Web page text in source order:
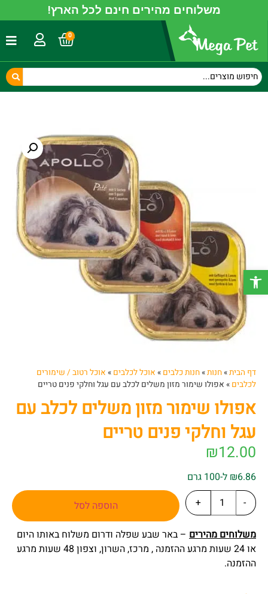
פתח סרגל נגישות
משלוחים מהירים חינם לכל הארץ!
0
דף הבית»חנות»חנות כלבים » אוכל לכלבים » אוכל רטוב / שימורים
לכלבים » אפולו שימור מזון משלים לכלב עם עגל וחלקי פנים טריים
אפולו שימור מזון משלים לכלב עם
עגל וחלקי פנים טריים
₪12.00
₪6.86 ל-100 גרם
-
+
הוספה לסל
משלוחים מהירים – באר שבע שפלה ודרום משלוח באותו היום
או 24 שעות מרגע ההזמנה , מרכז, השרון, וצפון 48 שעות מרגע
ההזמנה.